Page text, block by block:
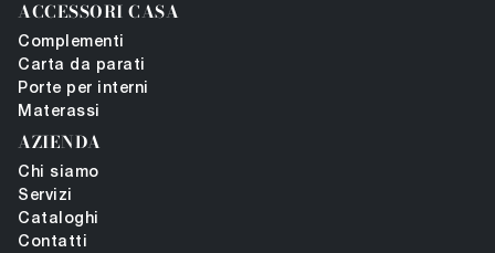
ACCESSORI CASA
Complementi
Carta da parati
Porte per interni
Materassi
AZIENDA
Chi siamo
Servizi
Cataloghi
Contatti